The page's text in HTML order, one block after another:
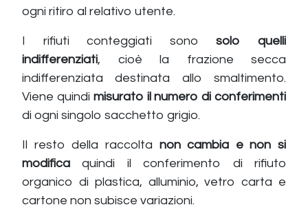
ogni ritiro al relativo utente.
I rifiuti conteggiati sonosolo quelli
indifferenziati, cioè la frazione secca
indifferenziata destinata allo smaltimento.
Viene quindi misurato il numero di conferimenti
di ogni singolo sacchetto grigio.
Il resto della raccolta non cambia e non si
modifica quindi il conferimento di rifiuto
organico di plastica, alluminio, vetro carta e
cartone non subisce variazioni.